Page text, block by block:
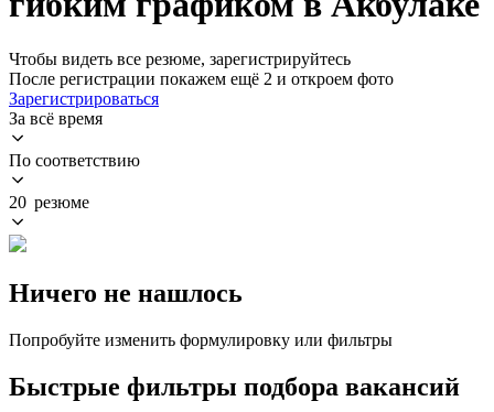
Чтобы видеть все резюме, зарегистрируйтесь
После регистрации покажем ещё 2 и откроем фото
Зарегистрироваться
За всё время
По соответствию
20 резюме
Ничего не нашлось
Попробуйте изменить формулировку или фильтры
Быстрые фильтры подбора вакансий